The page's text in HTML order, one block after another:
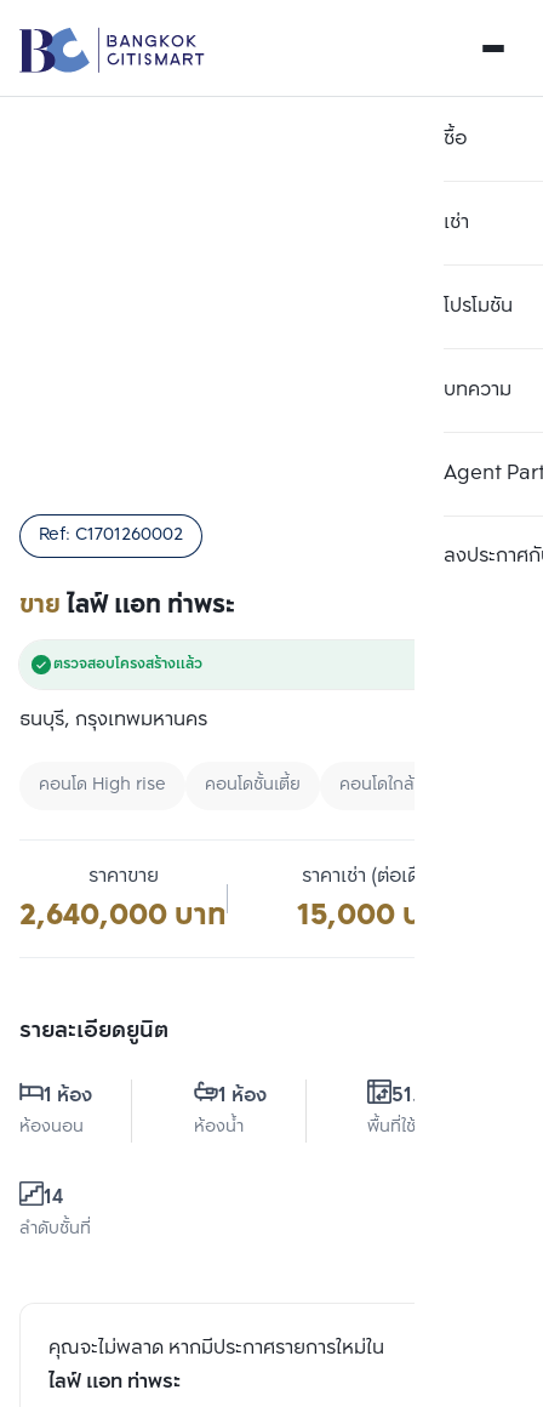
ซื้อ
เช่า
โปรโมชัน
บทความ
Agent
ลงประกาศกั
ขายไลฟ์ แอท ท่าพระ
Ref: C1701260002
ตรวจสอบโครงสร้างแล้ว
ธนบุรี, กรุงเทพมหานคร
คอนโด High rise คอนโดชั้นเตี้ย คอนโดใกล้มหาลัย
ราคาขาย
2,640,000 บาท
ราคาเช่า (ต่อเดือน)
15,000 บาท
รายละเอียดยูนิต
1 ห้อง
ห้องนอน
1 ห้อง
ห้องน้ำ
51.5 ตร.ม.
พื้นที่ใช้สอย
14
ลำดับชั้นที่
คุณจะไม่พลาด หากมีประกาศรายการใหม่ใน
ไลฟ์ แอท ท่าพระ
เปรียบเทียบ